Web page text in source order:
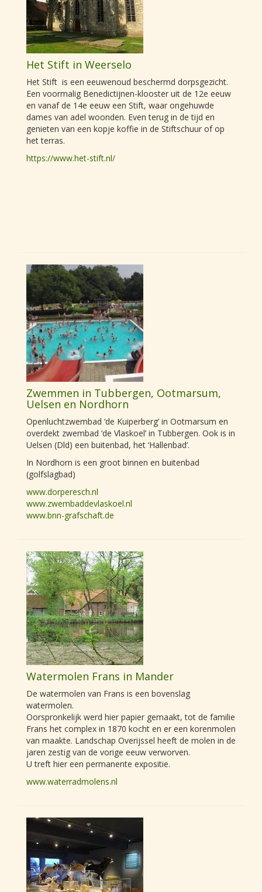
Het Stift in Weerselo
Het Stift is een eeuwenoud beschermd dorpsgezicht.
Een voormalig Benedictijnen-klooster uit de 12e eeuw
en vanaf de 14e eeuw een Stift, waar ongehuwde
dames van adel woonden. Even terug in de tijd en
genieten van een kopje koffie in de Stiftschuur of op
het terras.
https://www.het-stift.nl/
Zwemmen in Tubbergen, Ootmarsum,
Uelsen en Nordhorn
Openluchtzwembad ‘de Kuiperberg’ in Ootmarsum en
overdekt zwembad ‘de Vlaskoel’ in Tubbergen. Ook is in
Uelsen (Dld) een buitenbad, het ‘Hallenbad’.
In Nordhorn is een groot binnen en buitenbad
(golfslagbad)
www.dorperesch.nl
www.zwembaddevlaskoel.nl
www.bnn-grafschaft.de
Watermolen Frans in Mander
De watermolen van Frans is een bovenslag
watermolen.
Oorspronkelijk werd hier papier gemaakt, tot de familie
Frans het complex in 1870 kocht en er een korenmolen
van maakte. Landschap Overijssel heeft de molen in de
jaren zestig van de vorige eeuw verworven.
U treft hier een permanente expositie.
www.waterradmolens.nl